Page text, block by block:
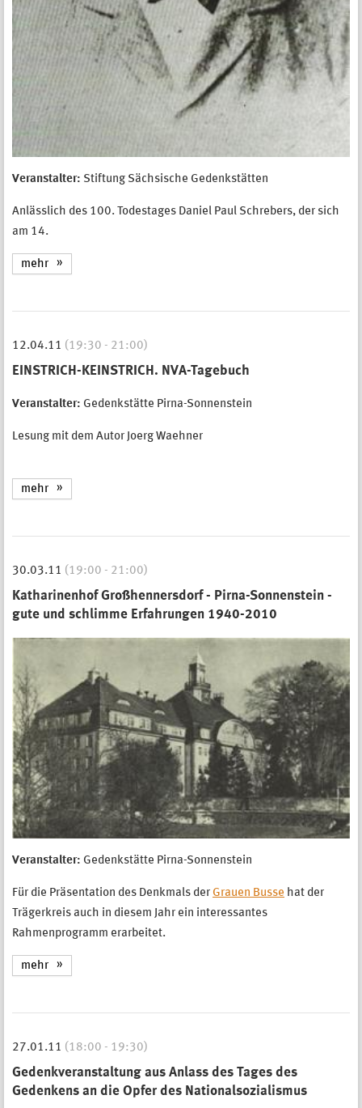
Veranstalter: Stiftung Sächsische Gedenkstätten
Anlässlich des 100. Todestages Daniel Paul Schrebers, der sich
am 14.
mehr
12.04.11 (19:30 - 21:00)
EINSTRICH-KEINSTRICH. NVA-Tagebuch
Veranstalter: Gedenkstätte Pirna-Sonnenstein
Lesung mit dem Autor Joerg Waehner
mehr
30.03.11 (19:00 - 21:00)
Katharinenhof Großhennersdorf - Pirna-Sonnenstein -
gute und schlimme Erfahrungen 1940-2010
Veranstalter: Gedenkstätte Pirna-Sonnenstein
Für die Präsentation des Denkmals der Grauen Busse hat der
Trägerkreis auch in diesem Jahr ein interessantes
Rahmenprogramm erarbeitet.
mehr
27.01.11 (18:00 - 19:30)
Gedenkveranstaltung aus Anlass des Tages des
Gedenkens an die Opfer des Nationalsozialismus